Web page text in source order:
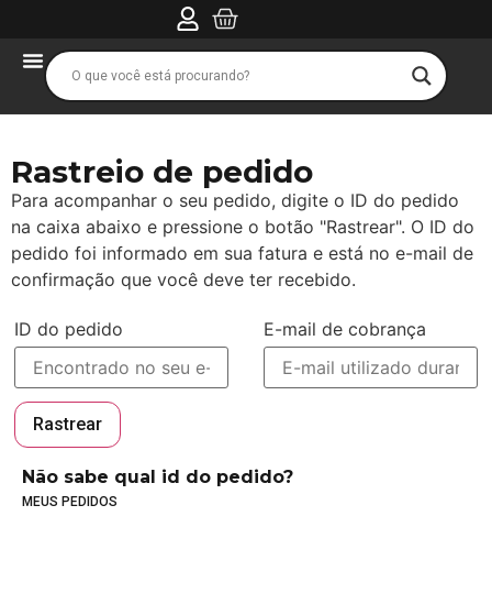
Rastreio de pedido
Para acompanhar o seu pedido, digite o ID do pedido
na caixa abaixo e pressione o botão "Rastrear". O ID do
pedido foi informado em sua fatura e está no e-mail de
confirmação que você deve ter recebido.
ID do pedido E-mail de cobrança
Rastrear
Não sabe qual id do pedido?
MEUS PEDIDOS